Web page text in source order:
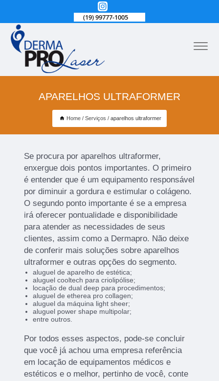
(19) 99777-1005
APARELHOS ULTRAFORMER
Home Serviços aparelhos ultraformer
Se procura por aparelhos ultraformer,
enxergue dois pontos importantes. O primeiro
é entender que é um equipamento responsável
por diminuir a gordura e estimular o colágeno.
O segundo ponto importante é se a empresa
irá oferecer pontualidade e disponibilidade
para atender as necessidades de seus
clientes, assim como a Dermapro. Não deixe
de conferir mais soluções sobre aparelhos
ultraformer e outras opções do segmento.
aluguel de aparelho de estética;
aluguel cooltech para criolipólise;
locação de dual deep para procedimentos;
aluguel de etherea pro collagen;
aluguel da máquina light sheer;
aluguel power shape multipolar;
entre outros.
Por todos esses aspectos, pode-se concluir
que você já achou uma empresa referência
em locação de equipamentos médicos e
estéticos e o melhor, pertinho de você, conte